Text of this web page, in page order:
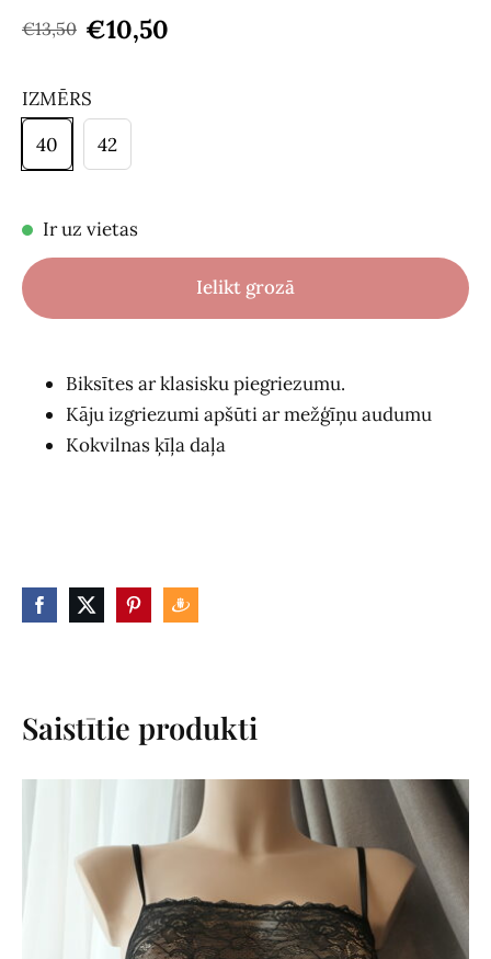
€13,50 €10,50
IZMĒRS
40
42
Ir uz vietas
Ielikt grozā
Biksītes ar klasisku piegriezumu.
Kāju izgriezumi apšūti ar mežģīņu audumu
Kokvilnas ķīļa daļa
Saistītie produkti